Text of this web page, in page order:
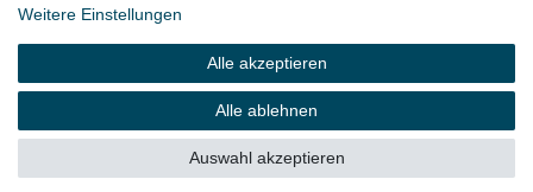
Weitere Einstellungen
Alle akzeptieren
Alle ablehnen
Auswahl akzeptieren
© Copyright 2026 | Alle Rechte vorbehalten.